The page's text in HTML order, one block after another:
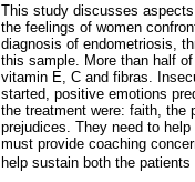
This study discusses
the feelings of women
diagnosis of endometriosis,
this sample. More than half
vitamin E, C and fibras.
started, positive emotions
the treatment were: faith, the
prejudices. They need to
must provide coaching
help sustain both the